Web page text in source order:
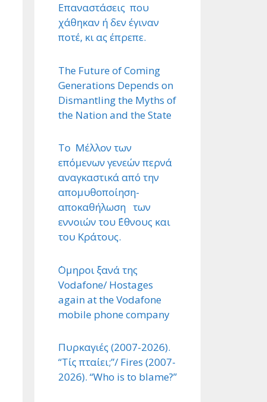
Επαναστάσεις που
χάθηκαν ή δεν έγιναν
ποτέ, κι ας έπρεπε.
The Future of Coming
Generations Depends on
Dismantling the Myths of
the Nation and the State
Το Μέλλον των
επόμενων γενεών περνά
αναγκαστικά από την
απομυθοποίηση-
αποκαθήλωση των
εννοιών του ΄Εθνους και
του Κράτους.
΄Ομηροι ξανά της
Vodafone/ Hostages
again at the Vodafone
mobile phone company
Πυρκαγιές (2007-2026).
“Τίς πταίει;”/ Fires (2007-
2026). “Who is to blame?”